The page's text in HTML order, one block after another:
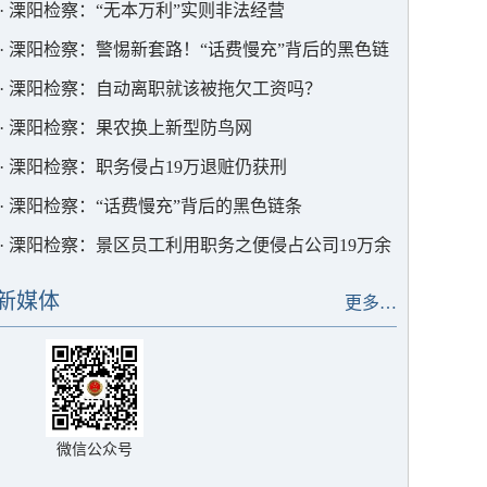
溧阳检察：“无本万利”实则非法经营
溧阳检察：警惕新套路！“话费慢充”背后的黑色链
溧阳检察：自动离职就该被拖欠工资吗？
溧阳检察：果农换上新型防鸟网
溧阳检察：职务侵占19万退赃仍获刑
溧阳检察：“话费慢充”背后的黑色链条
溧阳检察：景区员工利用职务之便侵占公司19万余
更多…
媒体
微信公众号